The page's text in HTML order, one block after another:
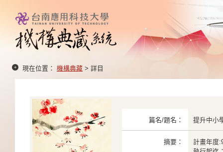
現在位置： 機構典藏 > 詳目
篇名/題名： 提升中小
摘要：
計畫年度